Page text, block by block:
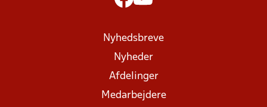
Nyhedsbreve
Nyheder
Afdelinger
Medarbejdere